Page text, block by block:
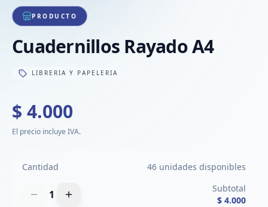
PRODUCTO
Cuadernillos Rayado A4
LIBRERIA Y PAPELERIA
$ 4.000
El precio incluye IVA.
Cantidad 46 unidades disponibles
1
Subtotal
$ 4.000